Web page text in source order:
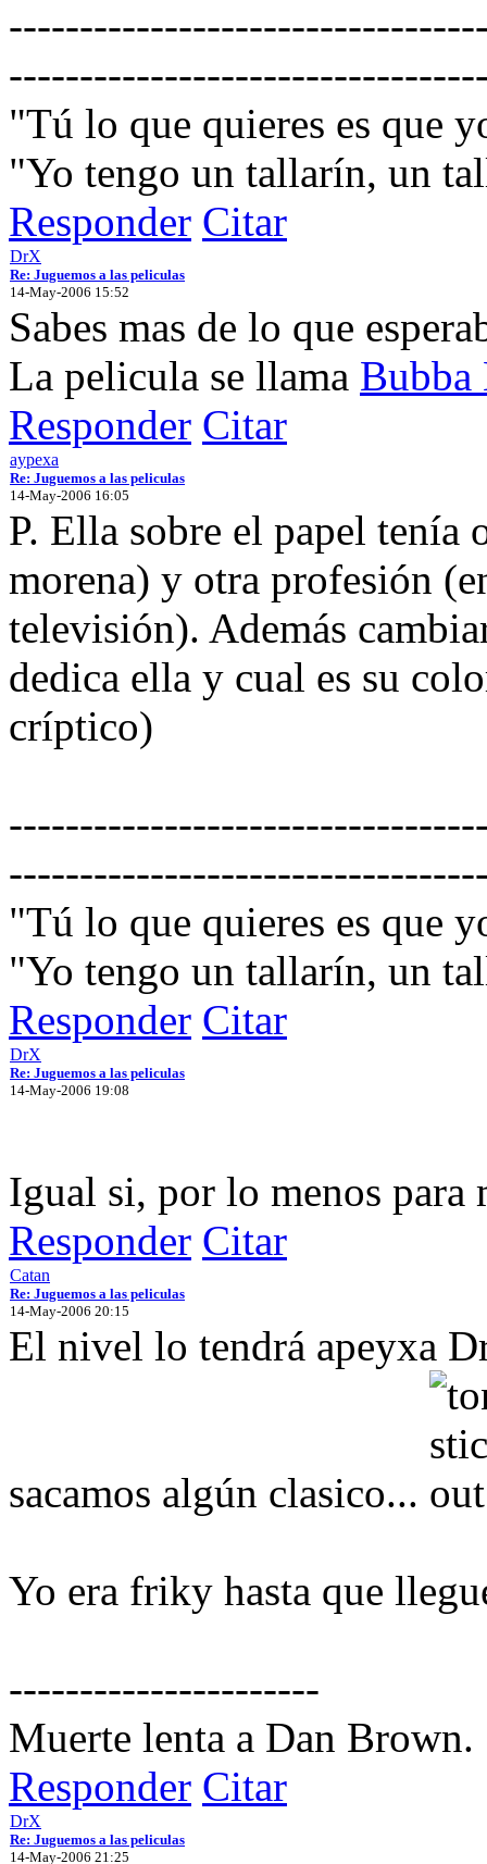
"Tú lo que quieres es que
"Yo tengo un tallarín, un
Responder Citar
DrX
Re: Juguemos a las peliculas
14-May-2006 15:52
Sabes mas de lo que
La pelicula se llama Bubba
Responder Citar
aypexa
Re: Juguemos a las peliculas
14-May-2006 16:05
P. Ella sobre el papel
morena) y otra profesión
televisión). Además
dedica ella y cual es su
críptico)
"Tú lo que quieres es que
"Yo tengo un tallarín, un
Responder Citar
DrX
Re: Juguemos a las peliculas
14-May-2006 19:08
Igual si, por lo menos
Responder Citar
Catan
Re: Juguemos a las peliculas
14-May-2006 20:15
El nivel lo tendrá apeyxa
sacamos algún clasico...
Yo era friky hasta que
----------------------
Muerte lenta a Dan Brown.
Responder Citar
DrX
Re: Juguemos a las peliculas
14-May-2006 21:25